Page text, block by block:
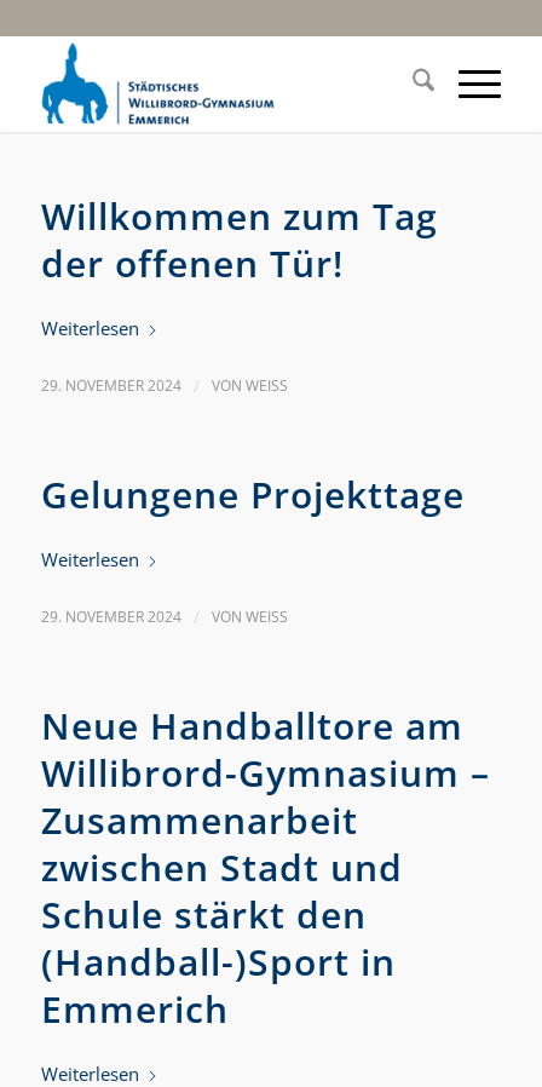
Willkommen zum Tag
der offenen Tür!
Weiterlesen
29. NOVEMBER 2024 / VON WEISS
Gelungene Projekttage
Weiterlesen
29. NOVEMBER 2024 / VON WEISS
Neue Handballtore am
Willibrord-Gymnasium –
Zusammenarbeit
zwischen Stadt und
Schule stärkt den
(Handball-)Sport in
Emmerich
Weiterlesen